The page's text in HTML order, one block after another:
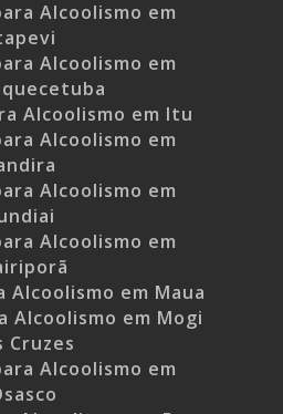
Alcoolismo em
Alcoolismo em
Alcoolismo em Itu
Alcoolismo em
Alcoolismo em
Alcoolismo em
em Maua
Alcoolismo em Mogi
Cruzes
Alcoolismo em